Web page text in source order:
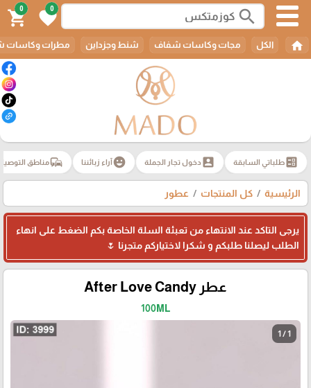
search
0
favorite
0
shopping_cart
home الكل مجات وكاسات شفاف شنط وجزداين مطرات وكاسات
ballotطلباتي السابقة account_box دخول تجار الجملة emoji_emotionsآراء زبائننا commuteمناطق
الرئيسية كل المنتجات عطور
يرجى التاكد عند الانتهاء من تعبئة السلة الخاصة بكم الضغط على انهاء
الطلب ليصلنا طلبكم و شكرا لاختياركم متجرنا 🌷
عطر After Love Candy
100ML
1 / 1